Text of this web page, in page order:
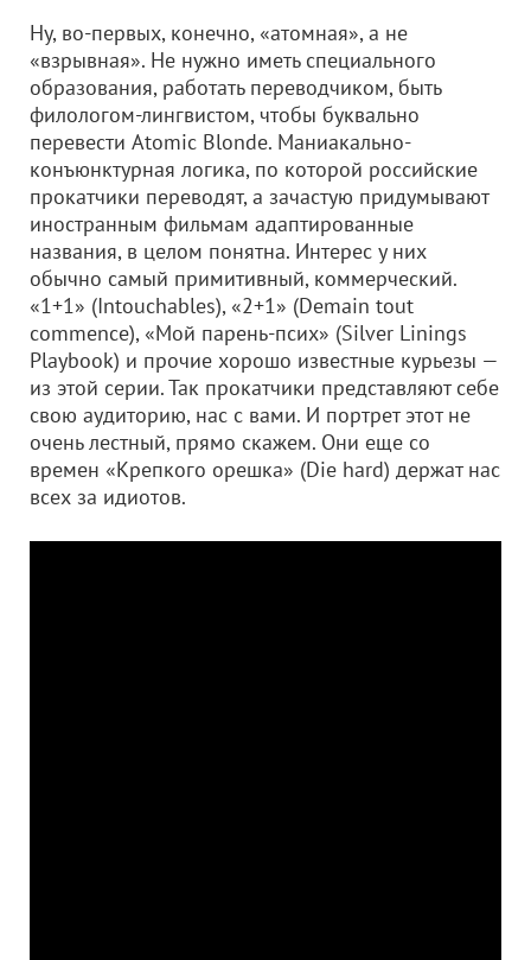
Ну, во-первых, конечно, «атомная», а не
«взрывная». Не нужно иметь специального
образования, работать переводчиком, быть
филологом-лингвистом, чтобы буквально
перевести Atomic Blonde. Маниакально-
конъюнктурная логика, по которой российские
прокатчики переводят, а зачастую придумывают
иностранным фильмам адаптированные
названия, в целом понятна. Интерес у них
обычно самый примитивный, коммерческий.
«1+1» (Intouchables), «2+1» (Demain tout
commence), «Мой парень-псих» (Silver Linings
Playbook) и прочие хорошо известные курьезы —
из этой серии. Так прокатчики представляют себе
свою аудиторию, нас с вами. И портрет этот не
очень лестный, прямо скажем. Они еще со
времен «Крепкого орешка» (Die hard) держат нас
всех за идиотов.